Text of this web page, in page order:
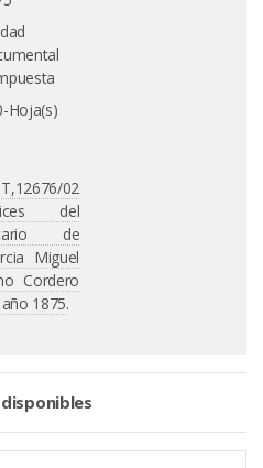
Hoja(s)
02
del
de
Miguel
Cordero
1875.